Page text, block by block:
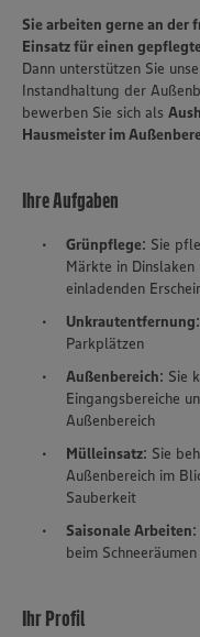
Sie arbeiten gerne an der
Einsatz für einen
Dann unterstützen Sie
Instandhaltung der
bewerben Sie sich als
Hausmeister im
Ihre Aufgaben
Grünpflege: Sie
Märkte in
einladenden
Unkrautentfernung
Parkplätzen
Außenbereich: Sie
Eingangsbereiche
Außenbereich
Mülleinsatz: Sie
Außenbereich im
Sauberkeit
Saisonale Arbeiten
beim
Ihr Profil